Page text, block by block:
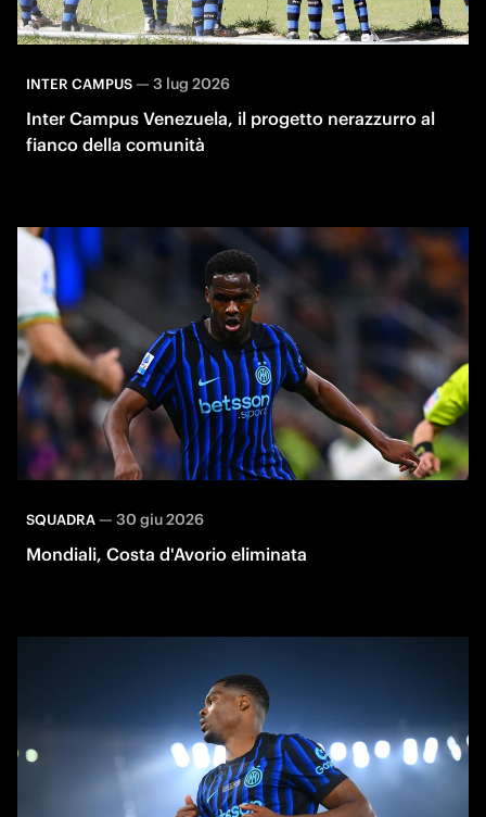
INTER CAMPUS— 3 lug 2026
Inter Campus Venezuela, il progetto nerazzurro al
fianco della comunità
SQUADRA— 30 giu 2026
Mondiali, Costa d'Avorio eliminata